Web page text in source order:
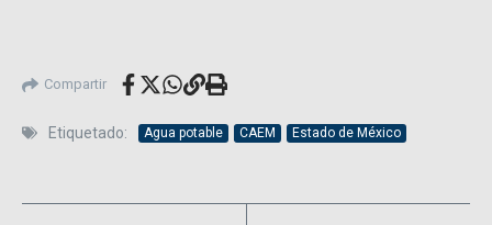
Compartir
Etiquetado: Agua potable CAEM Estado de México